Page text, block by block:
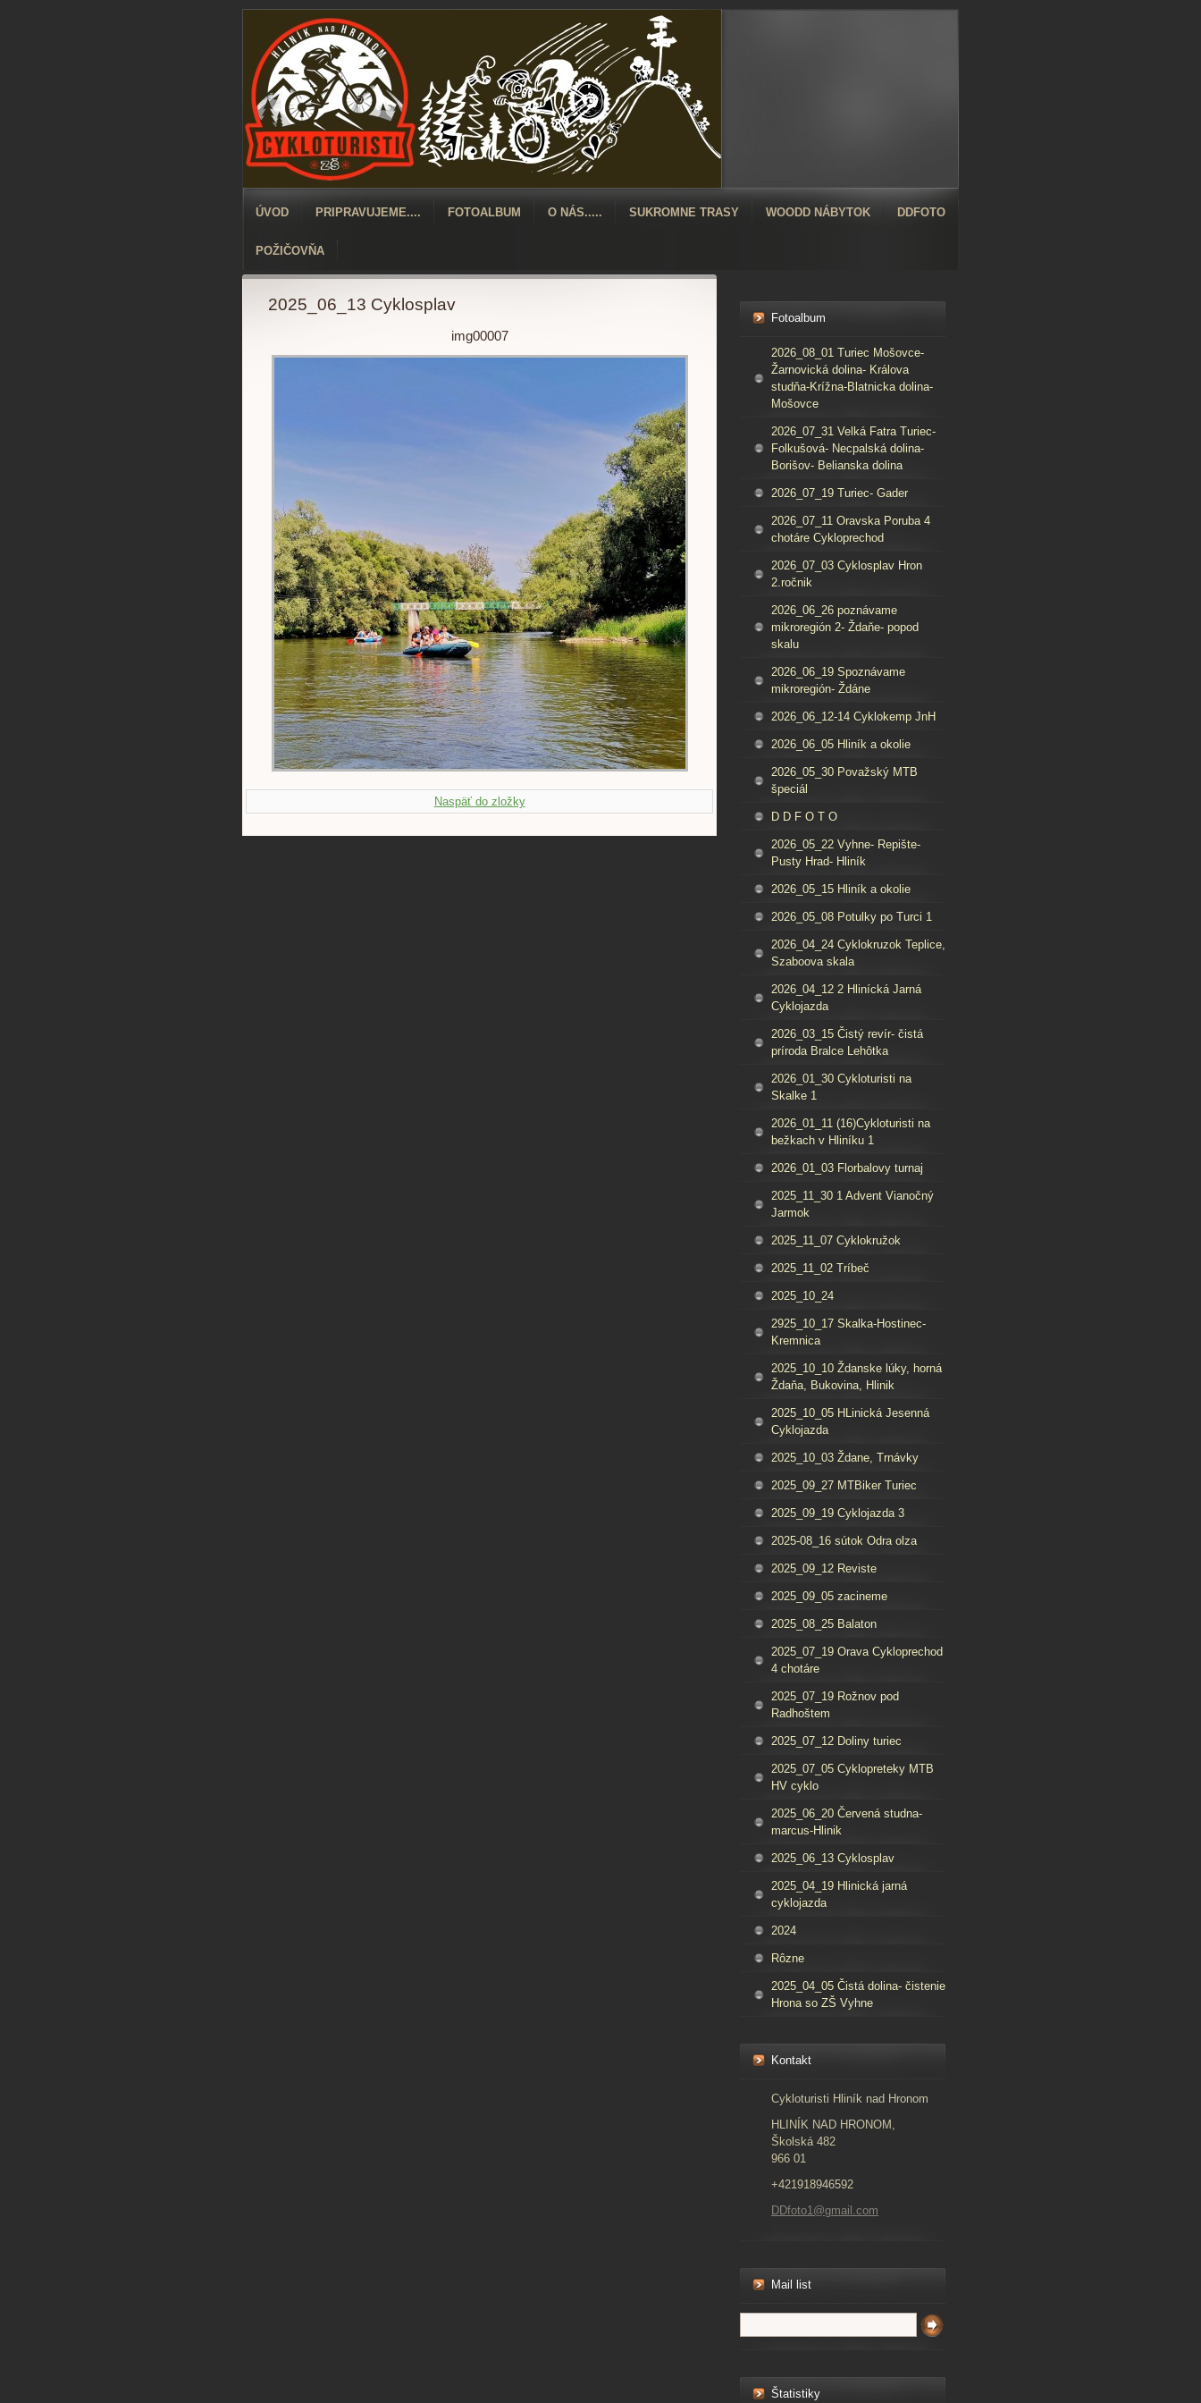
ÚVOD PRIPRAVUJEME.... FOTOALBUM O NÁS..... SUKROMNE TRASY WOODD NÁBYTOK DDFOTO
POŽIČOVŇA
2025_06_13 Cyklosplav
img00007
Naspäť do zložky
Fotoalbum
2026_08_01 Turiec Mošovce-
Žarnovická dolina- Králova
studňa-Krížna-Blatnicka dolina-
Mošovce
2026_07_31 Velká Fatra Turiec-
Folkušová- Necpalská dolina-
Borišov- Belianska dolina
2026_07_19 Turiec- Gader
2026_07_11 Oravska Poruba 4
chotáre Cykloprechod
2026_07_03 Cyklosplav Hron
2.ročnik
2026_06_26 poznávame
mikroregión 2- Ždaňe- popod
skalu
2026_06_19 Spoznávame
mikroregión- Ždáne
2026_06_12-14 Cyklokemp JnH
2026_06_05 Hliník a okolie
2026_05_30 Považský MTB
špeciál
D D F O T O
2026_05_22 Vyhne- Repište-
Pusty Hrad- Hliník
2026_05_15 Hliník a okolie
2026_05_08 Potulky po Turci 1
2026_04_24 Cyklokruzok Teplice,
Szaboova skala
2026_04_12 2 Hlinícká Jarná
Cyklojazda
2026_03_15 Čistý revír- čistá
príroda Bralce Lehôtka
2026_01_30 Cykloturisti na
Skalke 1
2026_01_11 (16)Cykloturisti na
bežkach v Hliníku 1
2026_01_03 Florbalovy turnaj
2025_11_30 1 Advent Vianočný
Jarmok
2025_11_07 Cyklokružok
2025_11_02 Tríbeč
2025_10_24
2925_10_17 Skalka-Hostinec-
Kremnica
2025_10_10 Ždanske lúky, horná
Ždaňa, Bukovina, Hlinik
2025_10_05 HLinická Jesenná
Cyklojazda
2025_10_03 Ždane, Trnávky
2025_09_27 MTBiker Turiec
2025_09_19 Cyklojazda 3
2025-08_16 sútok Odra olza
2025_09_12 Reviste
2025_09_05 zacineme
2025_08_25 Balaton
2025_07_19 Orava Cykloprechod
4 chotáre
2025_07_19 Rožnov pod
Radhoštem
2025_07_12 Doliny turiec
2025_07_05 Cyklopreteky MTB
HV cyklo
2025_06_20 Červená studna-
marcus-Hlinik
2025_06_13 Cyklosplav
2025_04_19 Hlinická jarná
cyklojazda
2024
Rôzne
2025_04_05 Čistá dolina- čistenie
Hrona so ZŠ Vyhne
Kontakt
Cykloturisti Hliník nad Hronom
HLINÍK NAD HRONOM,
Školská 482
966 01
+421918946592
DDfoto1@gmail.com
Mail list
Štatistiky